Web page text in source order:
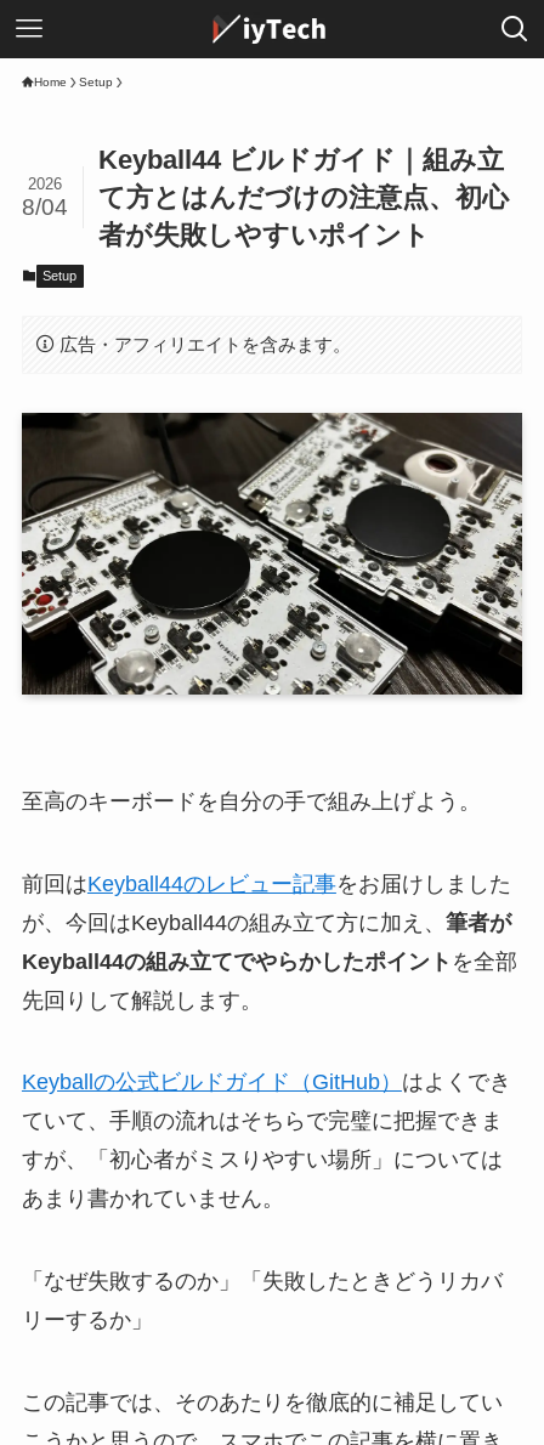
Home Setup
Keyball44 ビルドガイド｜組み立
て方とはんだづけの注意点、初心
者が失敗しやすいポイント
2026
8/04
Setup
広告・アフィリエイトを含みます。
至高のキーボードを自分の手で組み上げよう。
前回はKeyball44のレビュー記事をお届けしました
が、今回はKeyball44の組み立て方に加え、 筆者が
Keyball44の組み立てでやらかしたポイント を全部
先回りして解説します。
Keyballの公式ビルドガイド（GitHub） はよくでき
ていて、手順の流れはそちらで完璧に把握できま
すが、「初心者がミスりやすい場所」については
あまり書かれていません。
「なぜ失敗するのか」「失敗したときどうリカバ
リーするか」
この記事では、そのあたりを徹底的に補足してい